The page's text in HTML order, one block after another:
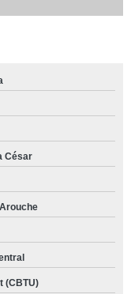
César
(CBTU)